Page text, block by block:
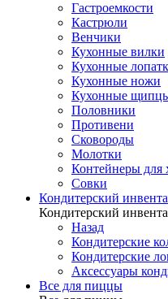
Гастроемкости
Кастрюли
Венчики
Кухонные вилки
Кухонные
Кухонные ножи
Кухонные
Половники
Противени
Сковороды
Молотки
Контейнеры для
Совки
Кондитерский
Кондитерский
Назад
Кондитерские
Кондитерские
Аксессуары
Все для пиццы